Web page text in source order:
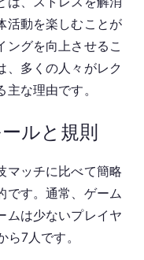
活動を楽しむことが
ングを向上させるこ
、多くの人々がレク
な理由です。
ルと規則
マッチに比べて簡略
です。通常、ゲーム
ムは少ないプレイヤ
7人です。